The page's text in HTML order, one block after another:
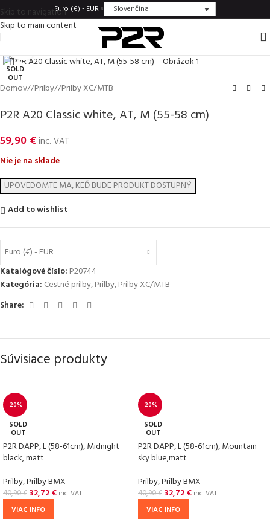
Skip to navigation
Skip to main content
Euro (€) - EUR Slovenčina
SOLD
OUT
Domov/ Prilby/ Prilby XC/MTB
P2R A20 Classic white, AT, M (55-58 cm)
59,90 €inc. VAT
Nie je na sklade
Add to wishlist
Euro (€) - EUR
Katalógové číslo: P20744
Kategória: Cestné prilby,Prilby,Prilby XC/MTB
Share:
Súvisiace produkty
-20%
SOLD
OUT
P2R DAPP, L (58-61cm), Midnight
black, matt
Prilby,Prilby BMX
40,90€ 32,72€ inc. VAT
VIAC INFO
-20%
SOLD
OUT
P2R DAPP, L (58-61cm), Mountain
sky blue,matt
Prilby,Prilby BMX
40,90€ 32,72€ inc. VAT
VIAC INFO